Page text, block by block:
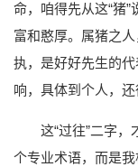
命，咱得先从这“猪
富和憨厚。属猪之
执，是好好先生的
响，具体到个人，还
这“过往”二字
个专业术语，而是